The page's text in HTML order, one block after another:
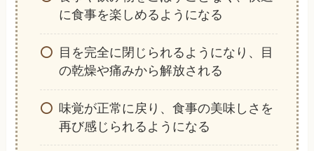
に食事を楽しめるようになる
目を完全に閉じられるようになり、目
の乾燥や痛みから解放される
味覚が正常に戻り、食事の美味しさを
再び感じられるようになる